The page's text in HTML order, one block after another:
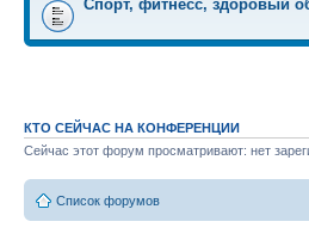
Спорт, фитнесс, здоровый
КТО СЕЙЧАС НА КОНФЕРЕНЦИИ
Сейчас этот форум просматривают: нет
Список форумов